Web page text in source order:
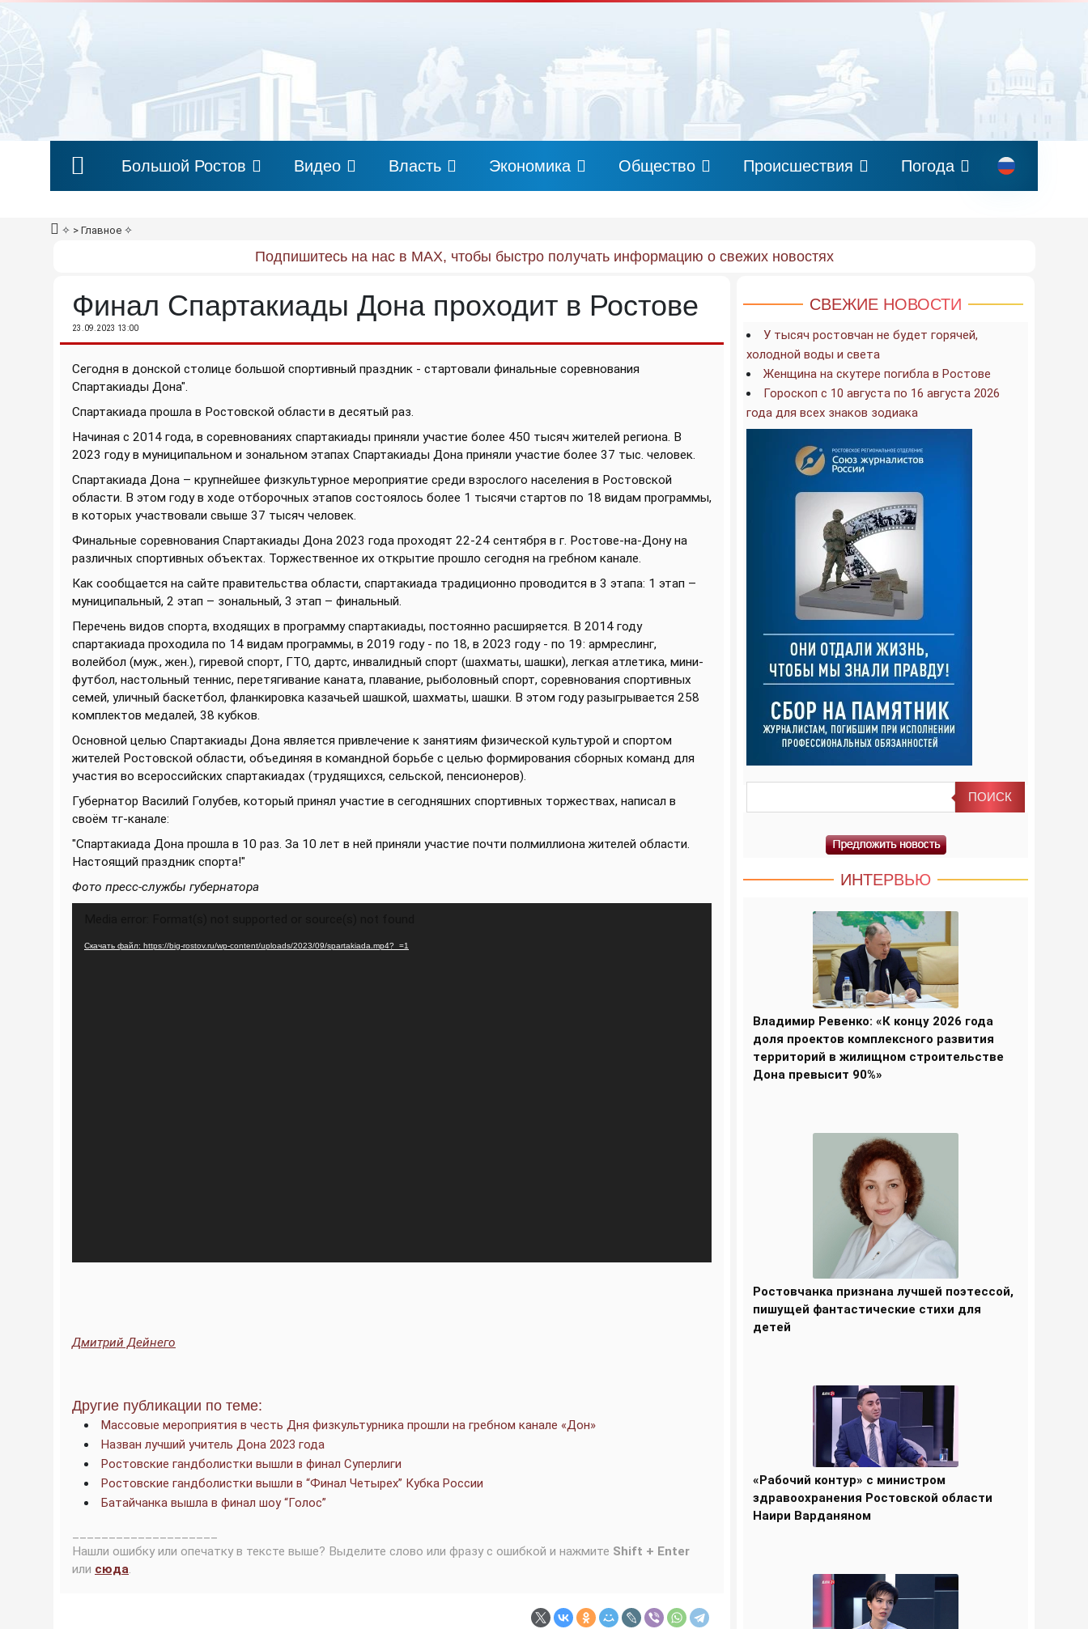
Большой Ростов Видео Власть Экономика Общество Происшествия Погода
✧ > Главное ✧
Подпишитесь на нас в MAX, чтобы быстро получать информацию о свежих новостях
Финал Спартакиады Дона проходит в Ростове
23.09.2023 13:00
Сегодня в донской столице большой спортивный праздник - стартовали финальные соревнования
Спартакиады Дона".
Спартакиада прошла в Ростовской области в десятый раз.
Начиная с 2014 года, в соревнованиях спартакиады приняли участие более 450 тысяч жителей региона. В
2023 году в муниципальном и зональном этапах Спартакиады Дона приняли участие более 37 тыс. человек.
Спартакиада Дона – крупнейшее физкультурное мероприятие среди взрослого населения в Ростовской
области. В этом году в ходе отборочных этапов состоялось более 1 тысячи стартов по 18 видам программы,
в которых участвовали свыше 37 тысяч человек.
Финальные соревнования Спартакиады Дона 2023 года проходят 22-24 сентября в г. Ростове-на-Дону на
различных спортивных объектах. Торжественное их открытие прошло сегодня на гребном канале.
Как сообщается на сайте правительства области, спартакиада традиционно проводится в 3 этапа: 1 этап –
муниципальный, 2 этап – зональный, 3 этап – финальный.
Перечень видов спорта, входящих в программу спартакиады, постоянно расширяется. В 2014 году
спартакиада проходила по 14 видам программы, в 2019 году - по 18, в 2023 году - по 19: армреслинг,
волейбол (муж., жен.), гиревой спорт, ГТО, дартс, инвалидный спорт (шахматы, шашки), легкая атлетика, мини-
футбол, настольный теннис, перетягивание каната, плавание, рыболовный спорт, соревнования спортивных
семей, уличный баскетбол, фланкировка казачьей шашкой, шахматы, шашки. В этом году разыгрывается 258
комплектов медалей, 38 кубков.
Основной целью Спартакиады Дона является привлечение к занятиям физической культурой и спортом
жителей Ростовской области, объединяя в командной борьбе с целью формирования сборных команд для
участия во всероссийских спартакиадах (трудящихся, сельской, пенсионеров).
Губернатор Василий Голубев, который принял участие в сегодняшних спортивных торжествах, написал в
своём тг-канале:
"Спартакиада Дона прошла в 10 раз. За 10 лет в ней приняли участие почти полмиллиона жителей области.
Настоящий праздник спорта!"
Фото пресс-службы губернатора
Скачать файл: https://big-rostov.ru/wp-content/uploads/2023/09/spartakiada.mp4?_=1
Дмитрий Дейнего
Другие публикации по теме:
Массовые мероприятия в честь Дня физкультурника прошли на гребном канале «Дон»
Назван лучший учитель Дона 2023 года
Ростовские гандболистки вышли в финал Суперлиги
Ростовские гандболистки вышли в “Финал Четырех” Кубка России
Батайчанка вышла в финал шоу “Голос”
Нашли ошибку или опечатку в тексте выше? Выделите слово или фразу с ошибкой и нажмите Shift + Enter
или сюда.
СВЕЖИЕ НОВОСТИ
У тысяч ростовчан не будет горячей,
холодной воды и света
Женщина на скутере погибла в Ростове
Гороскоп с 10 августа по 16 августа 2026
года для всех знаков зодиака
ИНТЕРВЬЮ
Владимир Ревенко: «К концу 2026 года
доля проектов комплексного развития
территорий в жилищном строительстве
Дона превысит 90%»
Ростовчанка признана лучшей поэтессой,
пишущей фантастические стихи для
детей
«Рабочий контур» с министром
здравоохранения Ростовской области
Наири Варданяном